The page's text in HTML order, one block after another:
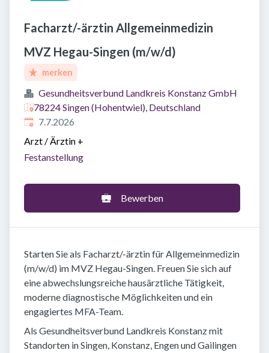
Facharzt/-ärztin Allgemeinmedizin
MVZ Hegau-Singen (m/w/d)
merken
Gesundheitsverbund Landkreis Konstanz GmbH
78224 Singen (Hohentwiel), Deutschland
Veröffentlicht
7.7.2026
Arzt / Ärztin +
Festanstellung
Bewerben
Starten Sie als Facharzt/-ärztin für Allgemeinmedizin
(m/w/d) im MVZ Hegau-Singen. Freuen Sie sich auf
eine abwechslungsreiche hausärztliche Tätigkeit,
moderne diagnostische Möglichkeiten und ein
engagiertes MFA-Team.
Als Gesundheitsverbund Landkreis Konstanz mit
Standorten in Singen, Konstanz, Engen und Gailingen